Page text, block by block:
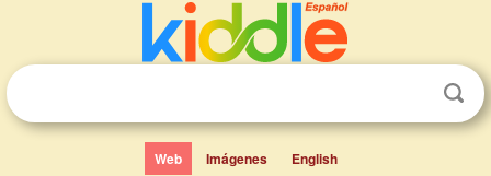
Web Imágenes English